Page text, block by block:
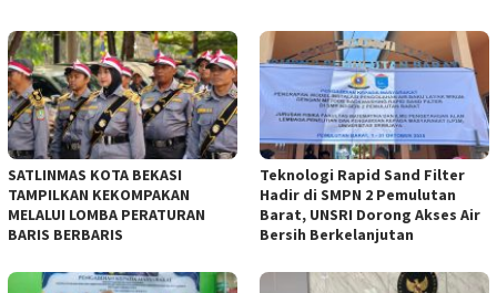
SATLINMAS KOTA BEKASI
TAMPILKAN KEKOMPAKAN
MELALUI LOMBA PERATURAN
BARIS BERBARIS
Teknologi Rapid Sand Filter
Hadir di SMPN 2 Pemulutan
Barat, UNSRI Dorong Akses Air
Bersih Berkelanjutan